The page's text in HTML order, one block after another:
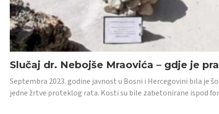
Slučaj dr. Nebojše Mraovića – gdje je
Septembra 2023. godine javnost u Bosni i Hercegovini bila je
jedne žrtve proteklog rata. Kosti su bile zabetonirane ispod